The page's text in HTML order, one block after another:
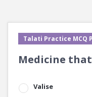
Talati Practice MCQ
Medicine
Valise